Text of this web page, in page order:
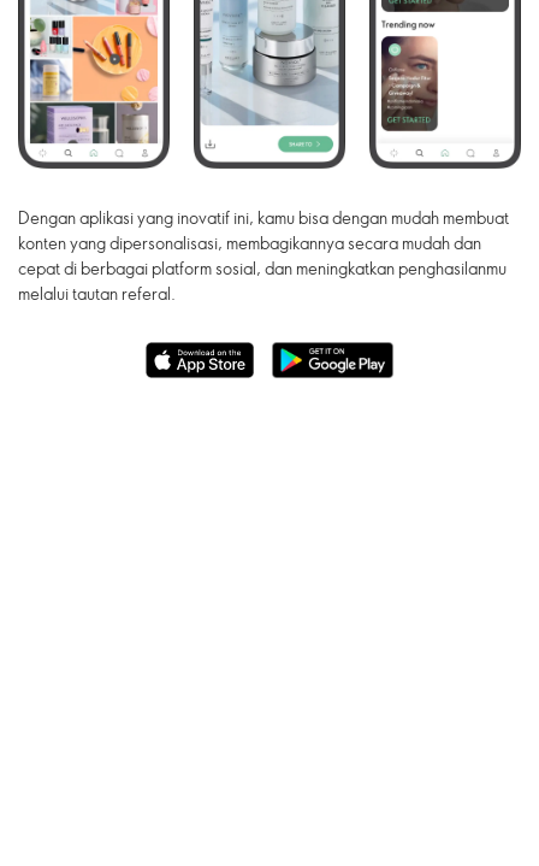
Dengan aplikasi yang inovatif ini, kamu bisa dengan mudah membuat
konten yang dipersonalisasi, membagikannya secara mudah dan
cepat di berbagai platform sosial, dan meningkatkan penghasilanmu
melalui tautan referal.